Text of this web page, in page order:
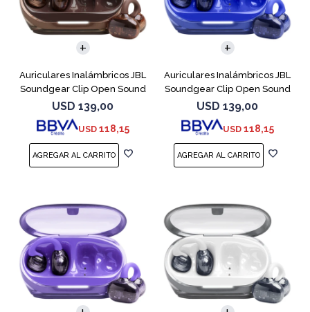
Auriculares Inalámbricos JBL
Soundgear Clip Open Sound
Cobre
USD 139,00
USD 118,15
Auriculares Inalámbricos JBL
Soundgear Clip Open Sound
Azul
USD 139,00
USD 118,15